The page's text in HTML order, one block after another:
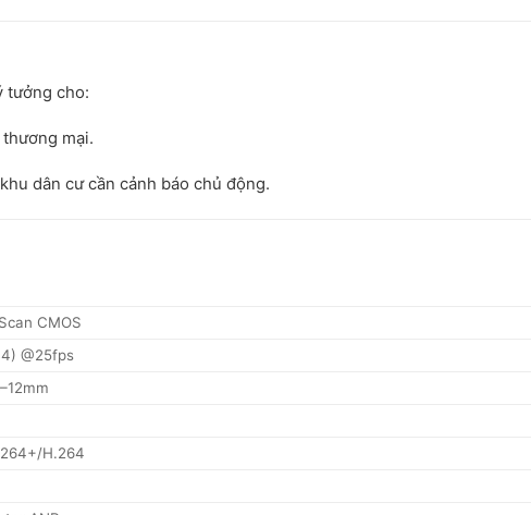
tưởng cho:
mại.
dân cư cần cảnh báo chủ động.
CMOS
@25fps
H.264